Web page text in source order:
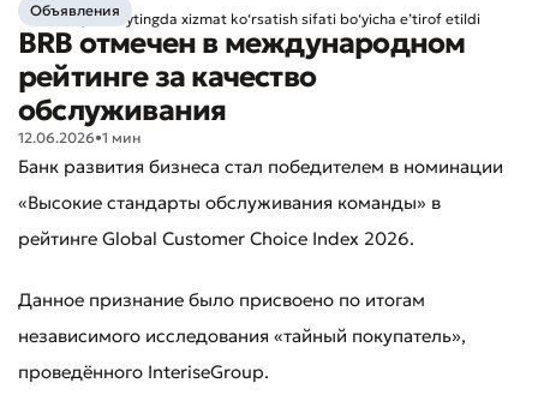
BRB xalqaro reytingda xizmat ko‘rsatish sifati bo‘yicha e’tirof etildi
Объявления
BRB отмечен в международном
рейтинге за качество
обслуживания
12.06.2026•1 мин
Банк развития бизнеса стал победителем в номинации
«Высокие стандарты обслуживания команды» в
рейтинге Global Customer Choice Index 2026.
Данное признание было присвоено по итогам
независимого исследования «тайный покупатель»,
проведённого InteriseGroup.